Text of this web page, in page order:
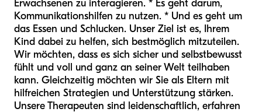
Erwachsenen zu interagieren. * Es geht darum,
Kommunikationshilfen zu nutzen. * Und es geht um
das Essen und Schlucken. Unser Ziel ist es, Ihrem
Kind dabei zu helfen, sich bestmöglich mitzuteilen.
Wir möchten, dass es sich sicher und selbstbewusst
fühlt und voll und ganz an seiner Welt teilhaben
kann. Gleichzeitig möchten wir Sie als Eltern mit
hilfreichen Strategien und Unterstützung stärken.
Unsere Therapeuten sind leidenschaftlich, erfahren